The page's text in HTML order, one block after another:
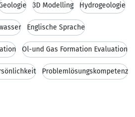
3D Modelling Hydrogeologie
Englische Sprache
Öl-und Gas Formation Evaluation
Problemlösungskompetenz